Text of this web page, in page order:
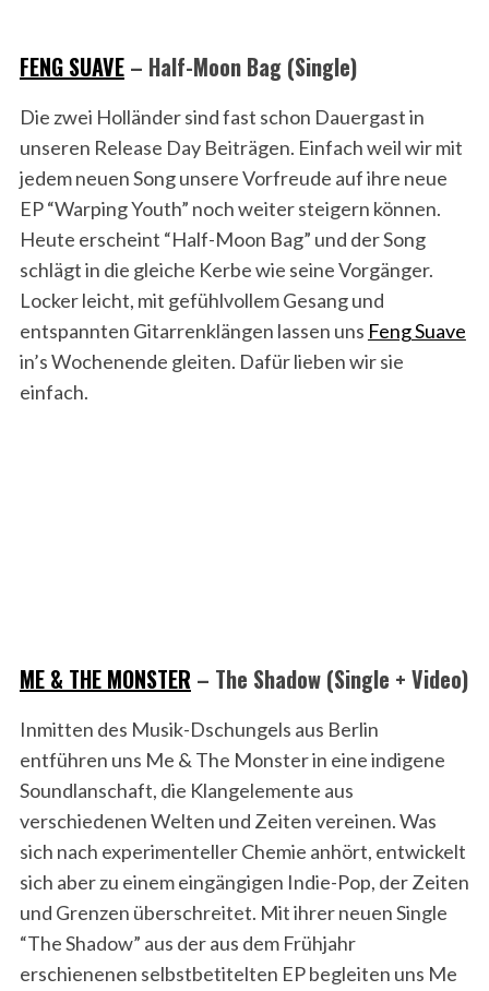
FENG SUAVE– Half-Moon Bag (Single)
Die zwei Holländer sind fast schon Dauergast in
unseren Release Day Beiträgen. Einfach weil wir mit
jedem neuen Song unsere Vorfreude auf ihre neue
EP “Warping Youth” noch weiter steigern können.
Heute erscheint “Half-Moon Bag” und der Song
schlägt in die gleiche Kerbe wie seine Vorgänger.
Locker leicht, mit gefühlvollem Gesang und
entspannten Gitarrenklängen lassen uns Feng Suave
in’s Wochenende gleiten. Dafür lieben wir sie
einfach.
ME & THE MONSTER – The Shadow (Single + Video)
Inmitten des Musik-Dschungels aus Berlin
entführen uns Me & The Monster in eine indigene
Soundlanschaft, die Klangelemente aus
verschiedenen Welten und Zeiten vereinen. Was
sich nach experimenteller Chemie anhört, entwickelt
sich aber zu einem eingängigen Indie-Pop, der Zeiten
und Grenzen überschreitet. Mit ihrer neuen Single
“The Shadow” aus der aus dem Frühjahr
erschienenen selbstbetitelten EP begleiten uns Me